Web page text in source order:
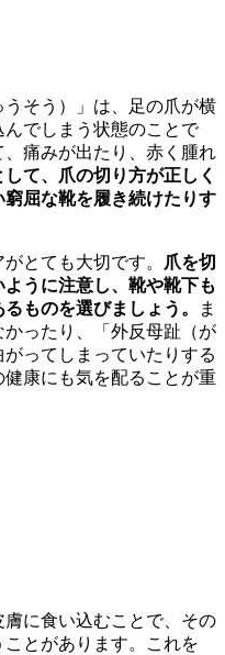
うそう）」は、足の爪が横
でしまう状態のことで
痛みが出たり、赤く腫れ
て、爪の切り方が正しく
屈な靴を履き続けたりす
とても大切です。
爪を切
うに注意し、靴や靴下も
ものを選びましょう。
ま
ったり、「外反母趾（が
ってしまっていたりする
康にも気を配ることが重
に食い込むことで、その
とがあります。これを